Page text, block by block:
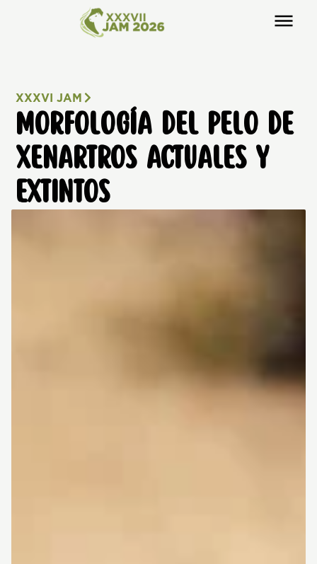
XXXVI JAM
MORFOLOGÍA DEL PELO DE
XENARTROS ACTUALES Y
EXTINTOS